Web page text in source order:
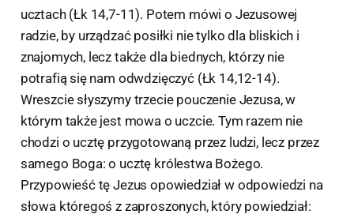
ucztach (Łk 14,7-11). Potem mówi o Jezusowej
radzie, by urządzać posiłki nie tylko dla bliskich i
znajomych, lecz także dla biednych, którzy nie
potrafią się nam odwdzięczyć (Łk 14,12-14).
Wreszcie słyszymy trzecie pouczenie Jezusa, w
którym także jest mowa o uczcie. Tym razem nie
chodzi o ucztę przygotowaną przez ludzi, lecz przez
samego Boga: o ucztę królestwa Bożego.
Przypowieść tę Jezus opowiedział w odpowiedzi na
słowa któregoś z zaproszonych, który powiedział: